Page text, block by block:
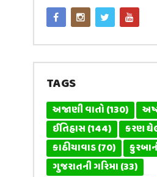
TAGS
અજાણી વાતો(130)
ઈતિહાસ(144) કરણ
કાઠીયાવાડ(70)
ગુજરાતની ગરિમા(33)